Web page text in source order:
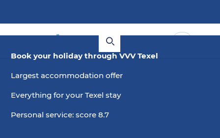
Book your holiday through VVV Texel
Largest accommodation offer
Everything for your Texel stay
Personal service: score 8.7